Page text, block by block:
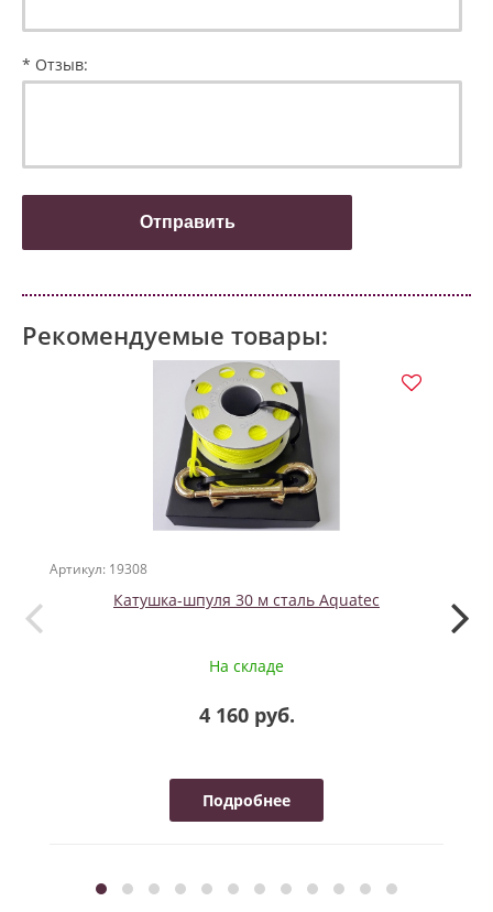
* Отзыв:
Рекомендуемые товары:
Артикул: 19308
Катушка-шпуля 30 м сталь Aquatec
На складе
4 160 руб.
Подробнее